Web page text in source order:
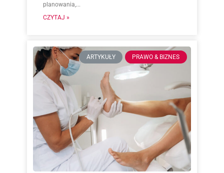
planowania,...
CZYTAJ »
ARTYKUŁY PRAWO & BIZNES